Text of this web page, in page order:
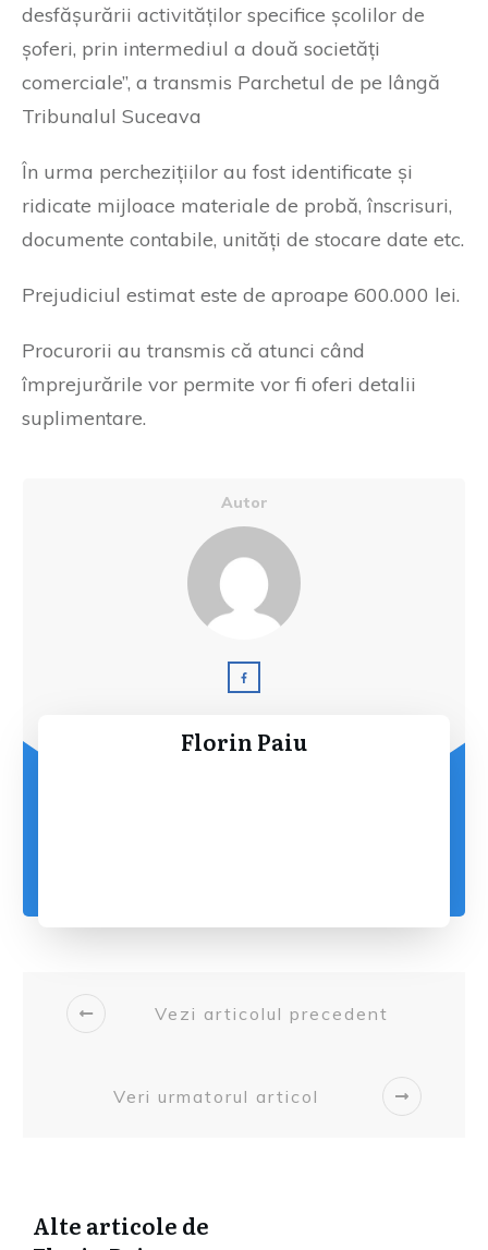
desfășurării activităților specifice școlilor de
șoferi, prin intermediul a două societăți
comerciale”, a transmis Parchetul de pe lângă
Tribunalul Suceava
În urma perchezițiilor au fost identificate și
ridicate mijloace materiale de probă, înscrisuri,
documente contabile, unități de stocare date etc.
Prejudiciul estimat este de aproape 600.000 lei.
Procurorii au transmis că atunci când
împrejurările vor permite vor fi oferi detalii
suplimentare.
Autor
Florin Paiu
Vezi articolul precedent
Veri urmatorul articol
Alte articole de